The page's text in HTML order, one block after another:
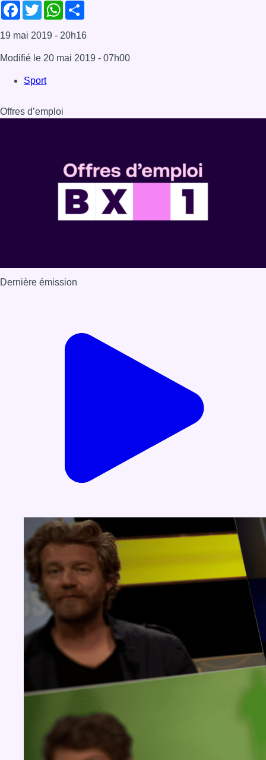
Facebook
TwitterWhatsApp
19 mai 2019 - 20h16
Modifié le 20 mai 2019 - 07h00
Sport
Offres d’emploi
Dernière émission